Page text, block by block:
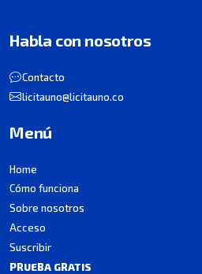
Habla con nosotros
Contacto
licitauno@licitauno.co
Menú
Home
Cómo funciona
Sobre nosotros
Acceso
Suscribir
PRUEBA GRATIS